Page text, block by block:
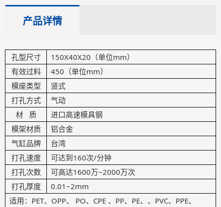
产品详情
孔型尺寸
150X40X20（单位mm）
有效过料
450（单位mm）
模座类型
竖式
打孔方式
气动
材 质
进口高速模具钢
模架材质
铝合金
气缸品牌
台湾
打孔速度
可达到160次/分钟
打孔次数
可高达1600万~2000万次
打孔厚度
0.01~2mm
适用：PET、OPP、 PO、CPE 、PP、PE、、PVC、PPE、